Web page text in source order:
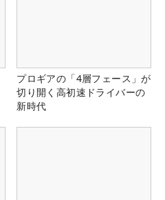
プロギアの「4層フェース」が
切り開く高初速ドライバーの
新時代